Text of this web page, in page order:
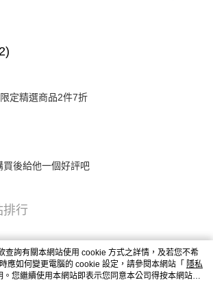
定精選商品2件7折
後給他一個好評吧
排行
查詢有關本網站使用 cookie 方式之詳情，及若您不希
應如何變更電腦的 cookie 設定，請參閱本網站「 隱私
。您繼續使用本網站即表示您同意本公司得按本網站使
cookie。